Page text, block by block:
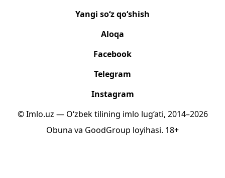
Yangi so‘z qo‘shish
Aloqa
Facebook
Telegram
Instagram
© Imlo.uz — O‘zbek tilining imlo lug‘ati, 2014–2026
Obuna va GoodGroup loyihasi. 18+